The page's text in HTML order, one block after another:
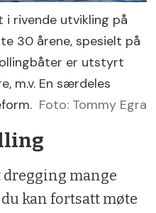
rivende utvikling på
30 årene, spesielt på
er utstyrt
m.v. En særdeles
Foto: Tommy Egra
mange
kan fortsatt møte